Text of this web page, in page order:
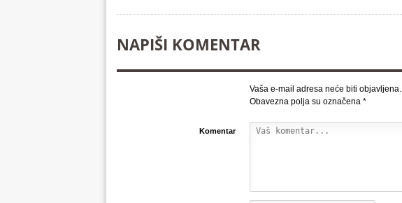
NAPIŠI KOMENTAR
Vaša e-mail adresa neće biti objavljena.
Obavezna polja su označena *
Komentar